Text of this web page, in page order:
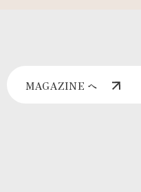
MAGAZINE へ